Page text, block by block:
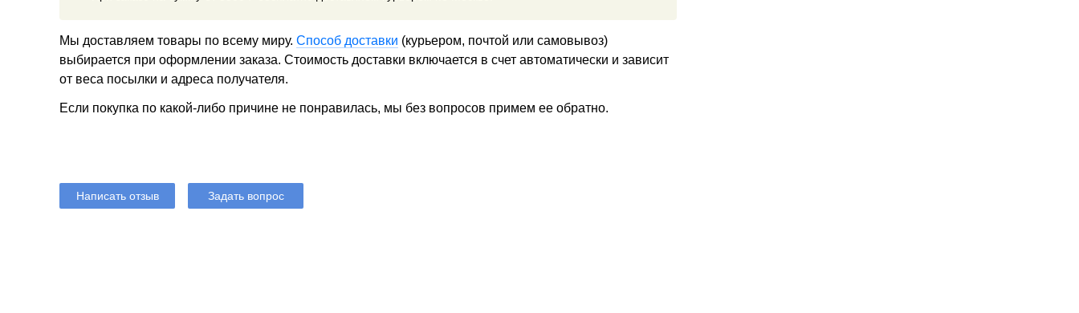
Мы доставляем товары по всему миру. Способ доставки (курьером, почтой или самовывоз)
выбирается при оформлении заказа. Стоимость доставки включается в счет автоматически и зависит
от веса посылки и адреса получателя.
Если покупка по какой-либо причине не понравилась, мы без вопросов примем ее обратно.
Написать отзыв Задать вопрос